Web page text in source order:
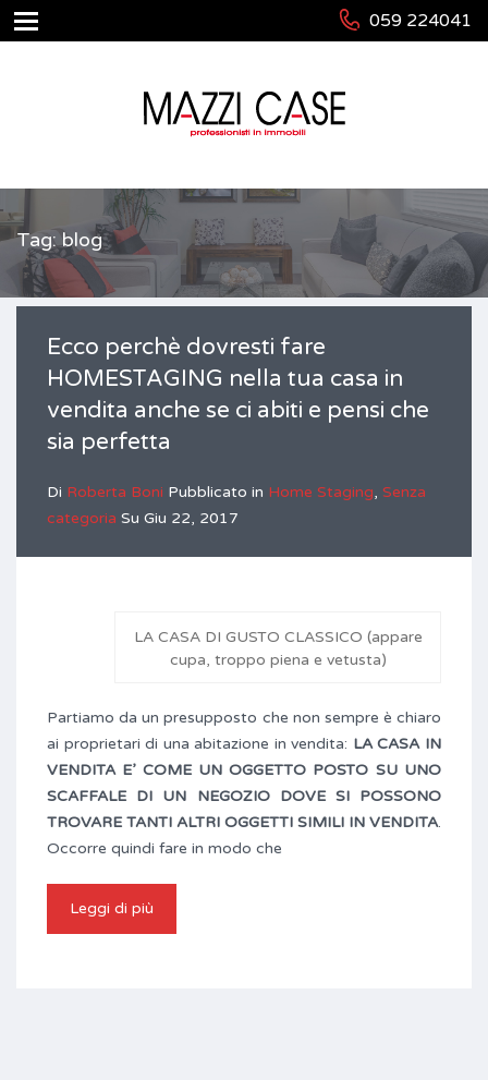
059 224041
Tag: blog
Ecco perchè dovresti fare
HOMESTAGING nella tua casa in
vendita anche se ci abiti e pensi che
sia perfetta
Di Roberta Boni Pubblicato in Home Staging, Senza
categoria Su Giu 22, 2017
LA CASA DI GUSTO CLASSICO (appare
cupa, troppo piena e vetusta)
Partiamo da un presupposto che non sempre è chiaro
ai proprietari di una abitazione in vendita: LA CASA IN
VENDITA E’ COME UN OGGETTO POSTO SU UNO
SCAFFALE DI UN NEGOZIO DOVE SI POSSONO
TROVARE TANTI ALTRI OGGETTI SIMILI IN VENDITA.
Occorre quindi fare in modo che
Leggi di più